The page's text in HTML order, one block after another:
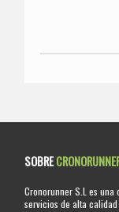
SOBRE
Cronorunner S.L es
servicios de alta